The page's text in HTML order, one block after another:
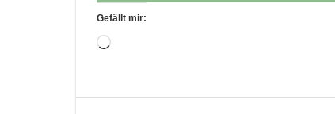
Gefällt mir:
Wird
Buchbesprechung